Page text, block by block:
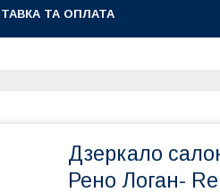
ТА ОПЛАТА
Дзеркало
Рено Логан-